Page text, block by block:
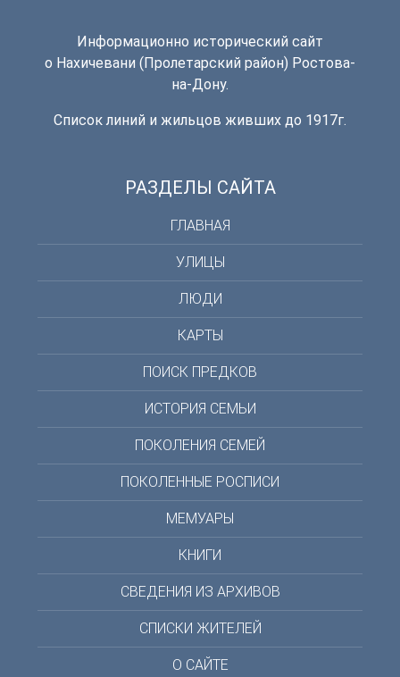
Информационно исторический сайт
о Нахичевани (Пролетарский район) Ростова-
на-Дону.
Список линий и жильцов живших до 1917г.
РАЗДЕЛЫ САЙТА
ГЛАВНАЯ
УЛИЦЫ
ЛЮДИ
КАРТЫ
ПОИСК ПРЕДКОВ
ИСТОРИЯ СЕМЬИ
ПОКОЛЕНИЯ СЕМЕЙ
ПОКОЛЕННЫЕ РОСПИСИ
МЕМУАРЫ
КНИГИ
СВЕДЕНИЯ ИЗ АРХИВОВ
СПИСКИ ЖИТЕЛЕЙ
О САЙТЕ